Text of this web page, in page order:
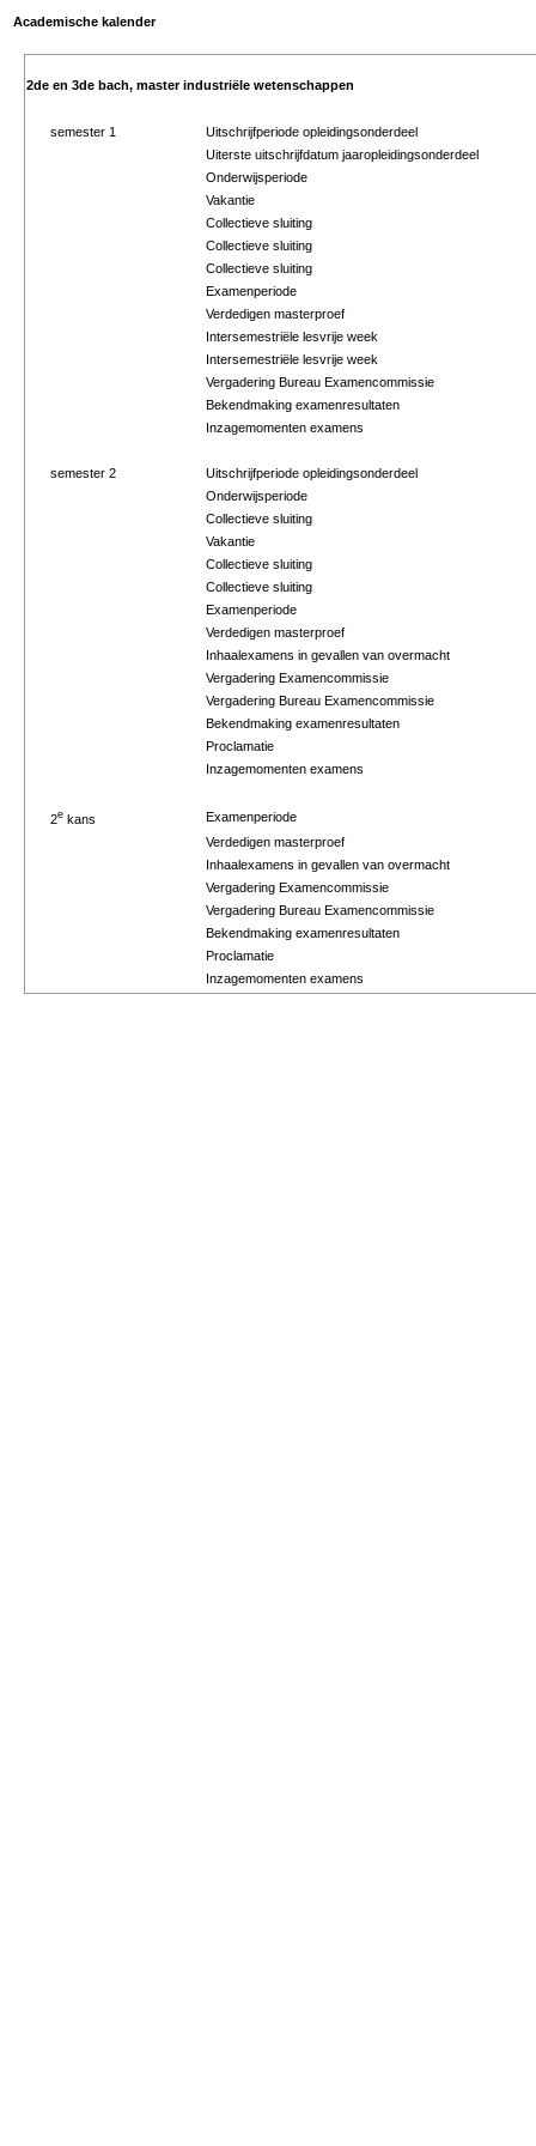
Academische kalender
2de en 3de bach, master industriële wetenschappen
semester 1
Uitschrijfperiode opleidingsonderdeel
Uiterste uitschrijfdatum jaaropleidingsonderdeel
Onderwijsperiode
Vakantie
Collectieve sluiting
Collectieve sluiting
Collectieve sluiting
Examenperiode
Verdedigen masterproef
Intersemestriële lesvrije week
Intersemestriële lesvrije week
Vergadering Bureau Examencommissie
Bekendmaking examenresultaten
Inzagemomenten examens
semester 2
Uitschrijfperiode opleidingsonderdeel
Onderwijsperiode
Collectieve sluiting
Vakantie
Collectieve sluiting
Collectieve sluiting
Examenperiode
Verdedigen masterproef
Inhaalexamens in gevallen van overmacht
Vergadering Examencommissie
Vergadering Bureau Examencommissie
Bekendmaking examenresultaten
Proclamatie
Inzagemomenten examens
2e kans
Examenperiode
Verdedigen masterproef
Inhaalexamens in gevallen van overmacht
Vergadering Examencommissie
Vergadering Bureau Examencommissie
Bekendmaking examenresultaten
Proclamatie
Inzagemomenten examens